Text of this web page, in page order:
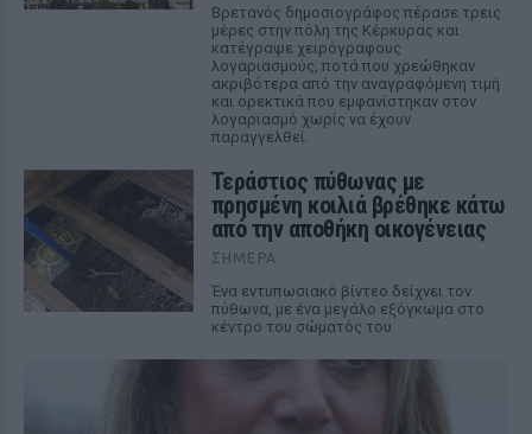
Βρετανός δημοσιογράφος πέρασε τρεις
μέρες στην πόλη της Κέρκυρας και
κατέγραψε χειρόγραφους
λογαριασμούς, ποτά που χρεώθηκαν
ακριβότερα από την αναγραφόμενη τιμή
και ορεκτικά που εμφανίστηκαν στον
λογαριασμό χωρίς να έχουν
παραγγελθεί.
Τεράστιος πύθωνας με
πρησμένη κοιλιά βρέθηκε κάτω
από την αποθήκη οικογένειας
ΣΉΜΕΡΑ
Ένα εντυπωσιακό βίντεο δείχνει τον
πύθωνα, με ένα μεγάλο εξόγκωμα στο
κέντρο του σώματός του